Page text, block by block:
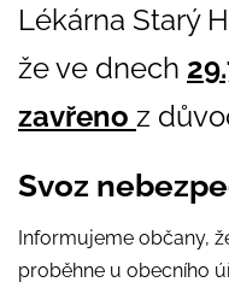
Lékárna Starý
že ve dnech
zavřeno z
Svoz
Informujeme občany,
proběhne u obecního